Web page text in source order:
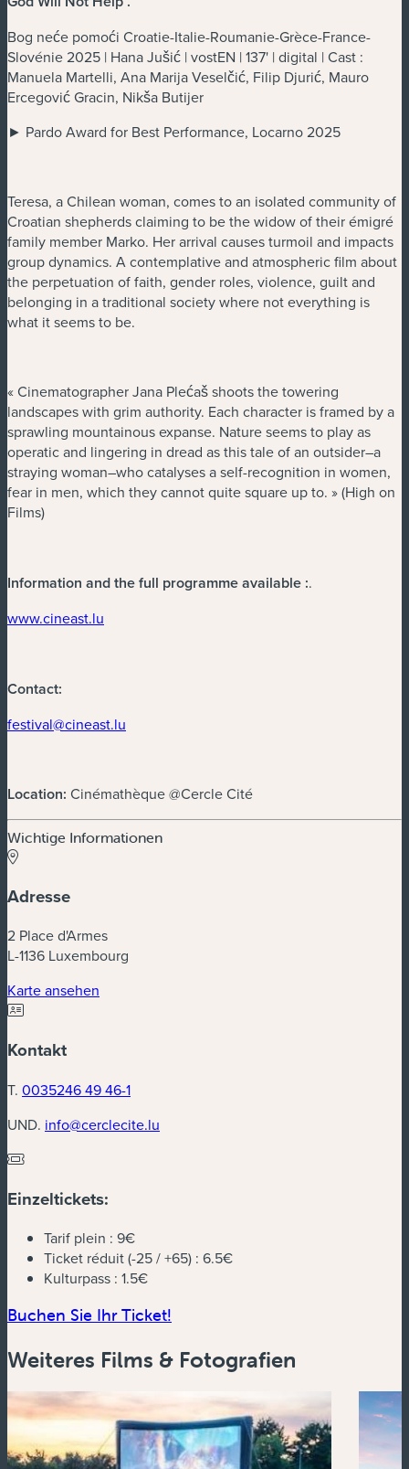
Bog neće pomoći Croatie-Italie-Roumanie-Grèce-France-
Slovénie 2025 | Hana Jušić | vostEN | 137' | digital | Cast :
Manuela Martelli, Ana Marija Veselčić, Filip Djurić, Mauro
Ercegović Gracin, Nikša Butijer
► Pardo Award for Best Performance, Locarno 2025
Teresa, a Chilean woman, comes to an isolated community of
Croatian shepherds claiming to be the widow of their émigré
family member Marko. Her arrival causes turmoil and impacts
group dynamics. A contemplative and atmospheric film about
the perpetuation of faith, gender roles, violence, guilt and
belonging in a traditional society where not everything is
what it seems to be.
« Cinematographer Jana Plećaš shoots the towering
landscapes with grim authority. Each character is framed by a
sprawling mountainous expanse. Nature seems to play as
operatic and lingering in dread as this tale of an outsider­–a
straying woman­–who catalyses a self-recognition in women,
fear in men, which they cannot quite square up to. » (High on
Films)
Information and the full programme available :.
www.cineast.lu
Contact:
festival@cineast.lu
Location: Cinémathèque @Cercle Cité
Wichtige Informationen
Adresse
2 Place d'Armes
L-1136 Luxembourg
Karte ansehen
Kontakt
T. 0035246 49 46-1
UND. info@cerclecite.lu
Einzeltickets:
Tarif plein : 9€
Ticket réduit (-25 / +65) : 6.5€
Kulturpass : 1.5€
Buchen Sie Ihr Ticket!
Weiteres Films & Fotografien